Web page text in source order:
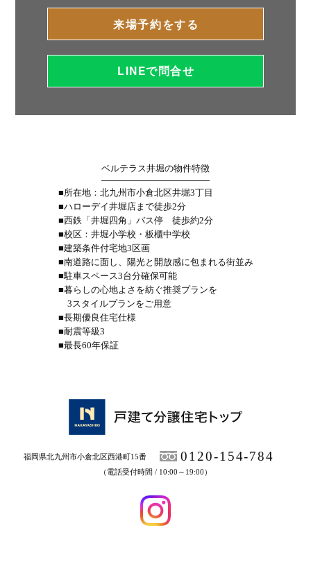
来場予約をする
LINEで問合せ
ベルテラス井堀の物件特徴
■所在地：北九州市小倉北区井堀3丁目
■ハローデイ井堀店まで徒歩2分
■西鉄「井堀四角」バス停 徒歩約2分
■校区：井堀小学校・板櫃中学校
■建築条件付宅地3区画
■南道路に面し、陽光と開放感に包まれる街並み
■駐車スペース3台分確保可能
■暮らしの心地よさを紡ぐ推奨プランを
3スタイルプランをご用意
■長期優良住宅仕様
■耐震等級3
■最長60年保証
福岡県北九州市小倉北区西港町15番 0120-154-784
（電話受付時間 / 10:00～19:00）